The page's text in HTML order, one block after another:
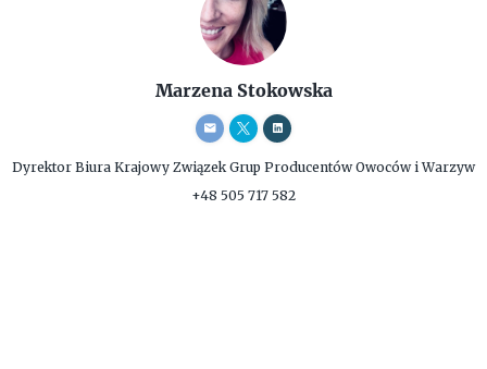
Marzena Stokowska
Dyrektor Biura Krajowy Związek Grup Producentów Owoców i Warzyw
+48 505 717 582